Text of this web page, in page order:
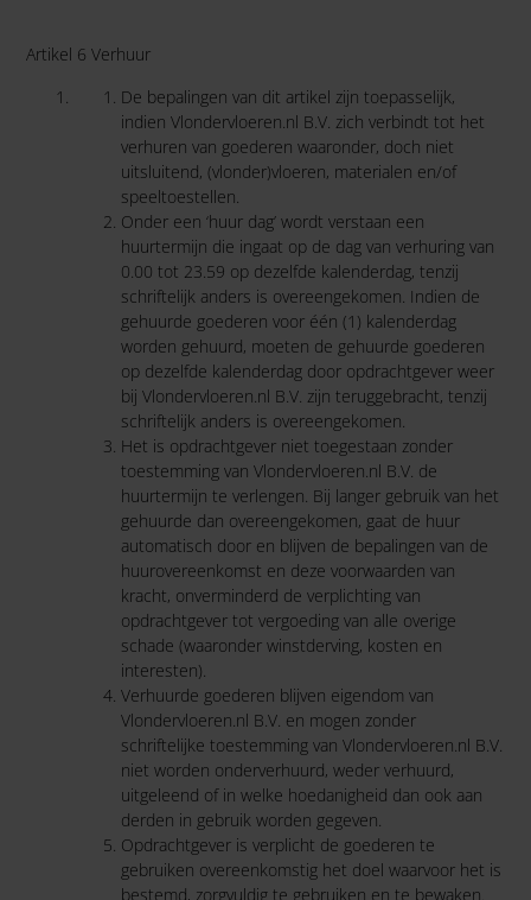
Artikel 6 Verhuur
De bepalingen van dit artikel zijn toepasselijk,
indien Vlondervloeren.nl B.V. zich verbindt tot het
verhuren van goederen waaronder, doch niet
uitsluitend, (vlonder)vloeren, materialen en/of
speeltoestellen.
Onder een ‘huur dag’ wordt verstaan een
huurtermijn die ingaat op de dag van verhuring van
0.00 tot 23.59 op dezelfde kalenderdag, tenzij
schriftelijk anders is overeengekomen. Indien de
gehuurde goederen voor één (1) kalenderdag
worden gehuurd, moeten de gehuurde goederen
op dezelfde kalenderdag door opdrachtgever weer
bij Vlondervloeren.nl B.V. zijn teruggebracht, tenzij
schriftelijk anders is overeengekomen.
Het is opdrachtgever niet toegestaan zonder
toestemming van Vlondervloeren.nl B.V. de
huurtermijn te verlengen. Bij langer gebruik van het
gehuurde dan overeengekomen, gaat de huur
automatisch door en blijven de bepalingen van de
huurovereenkomst en deze voorwaarden van
kracht, onverminderd de verplichting van
opdrachtgever tot vergoeding van alle overige
schade (waaronder winstderving, kosten en
interesten).
Verhuurde goederen blijven eigendom van
Vlondervloeren.nl B.V. en mogen zonder
schriftelijke toestemming van Vlondervloeren.nl B.V.
niet worden onderverhuurd, weder verhuurd,
uitgeleend of in welke hoedanigheid dan ook aan
derden in gebruik worden gegeven.
Opdrachtgever is verplicht de goederen te
gebruiken overeenkomstig het doel waarvoor het is
bestemd, zorgvuldig te gebruiken en te bewaken.